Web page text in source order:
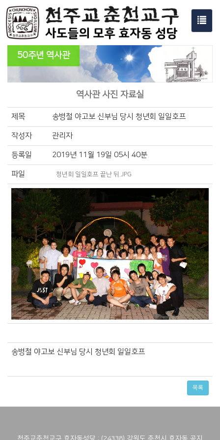
50주년 역사관
역사관 사진 자료실
제목 송병철 야고보 신부님 당시 청년회 일일호프
작성자 관리자
등록일 2019년 11월 19일 05시 40분
파일 청년회 일일호프 끝난 뒤.JPG
송병철 야고보 신부님 당시 청년회 일일호프
목록